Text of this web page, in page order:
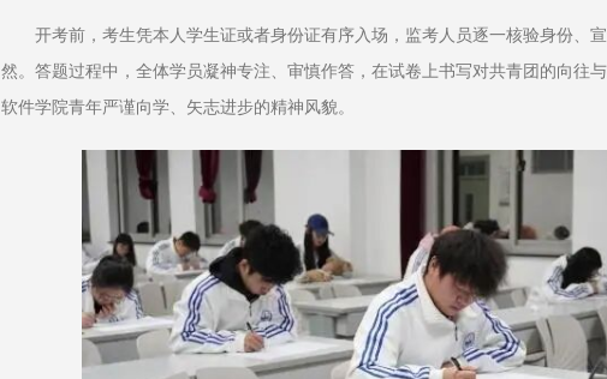
开考前，考生凭本人学生证或者身份证有序入场，监考人员逐一核验身份、
然。答题过程中，全体学员凝神专注、审慎作答，在试卷上书写对共青团的向往
软件学院青年严谨向学、矢志进步的精神风貌。